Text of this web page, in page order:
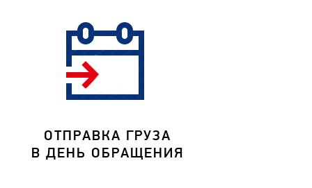
ОТПРАВКА ГРУЗА
В ДЕНЬ ОБРАЩЕНИЯ